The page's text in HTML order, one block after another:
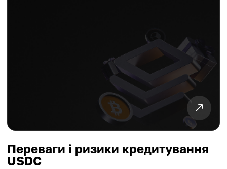
Переваги і ризики кредитування
USDC